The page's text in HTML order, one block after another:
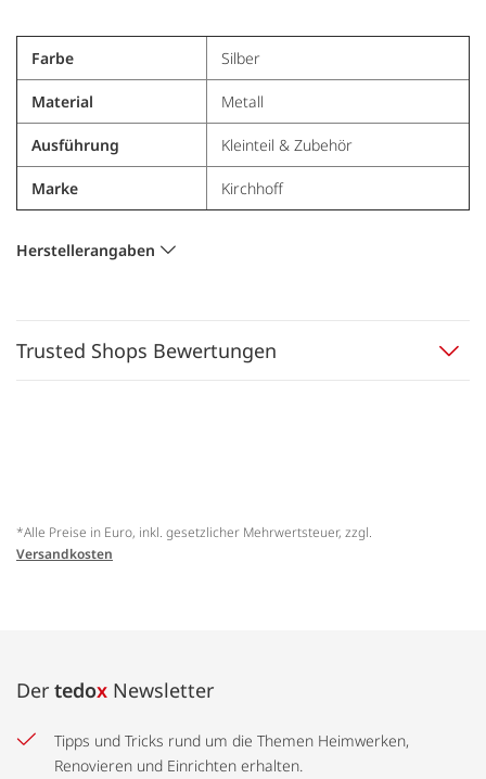
Farbe Silber
Material Metall
Ausführung Kleinteil & Zubehör
Marke Kirchhoff
Herstellerangaben
Trusted Shops Bewertungen
*Alle Preise in Euro, inkl. gesetzlicher Mehrwertsteuer, zzgl.
Versandkosten
Der tedox Newsletter
Tipps und Tricks rund um die Themen Heimwerken,
Renovieren und Einrichten erhalten.